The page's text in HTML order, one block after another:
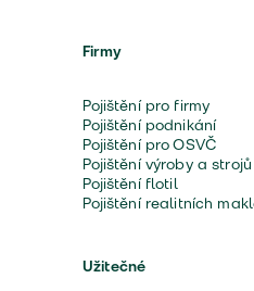
Firmy
Pojištění pro firmy
Pojištění podnikání
Pojištění pro OSVČ
Pojištění výroby a strojů
Pojištění flotil
Pojištění realitních
Užitečné